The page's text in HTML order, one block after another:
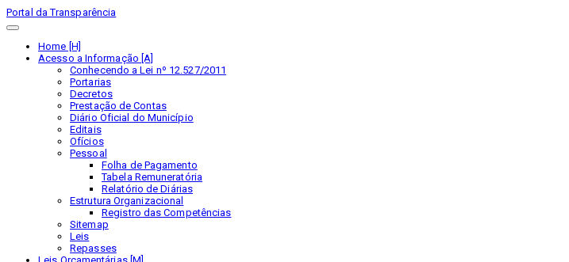
Portal da Transparência
Home [H]
Acesso a Informação [A]
Conhecendo a Lei nº 12.527/2011
Portarias
Decretos
Prestação de Contas
Diário Oficial do Município
Editais
Ofícios
Pessoal
Folha de Pagamento
Tabela Remuneratória
Relatório de Diárias
Estrutura Organizacional
Registro das Competências
Sitemap
Leis
Repasses